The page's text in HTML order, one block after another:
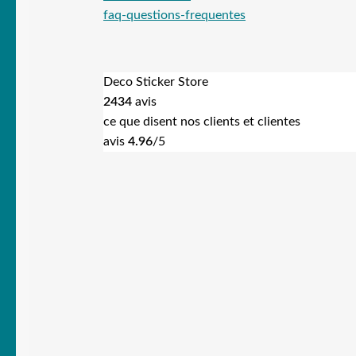
faq-questions-frequentes
Deco Sticker Store
2434 avis
ce que disent nos clients et clientes
avis4.96/5